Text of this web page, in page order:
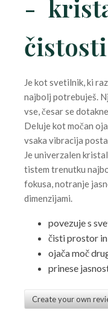
-
Je kot svetilnik, ki
najbolj potrebuješ.
vse, česar se
Deluje kot močan
vsaka vibracija
Je univerzalen
tistem trenutku
fokusa, notranje
dimenzijami.
povezuje s
čisti prostor
ojača moč
prinese
Create your own